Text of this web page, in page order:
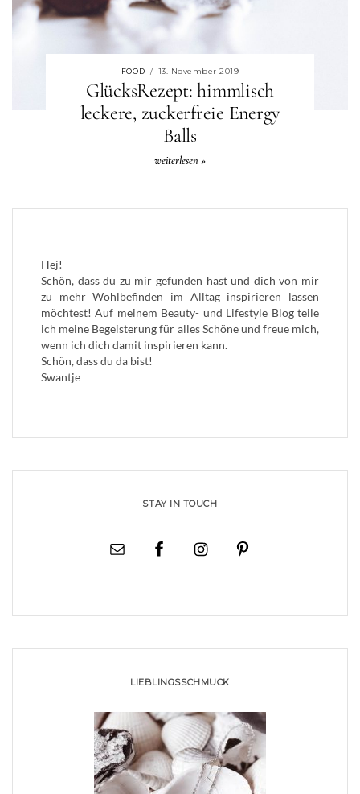
FOOD / 13. November 2019
GlücksRezept: himmlisch
leckere, zuckerfreie Energy
Balls
weiterlesen »
Hej!
Schön, dass du zu mir gefunden hast und dich von mir
zu mehr Wohlbefinden im Alltag inspirieren lassen
möchtest! Auf meinem Beauty- und Lifestyle Blog teile
ich meine Begeisterung für alles Schöne und freue mich,
wenn ich dich damit inspirieren kann.
Schön, dass du da bist!
Swantje
STAY IN TOUCH
LIEBLINGSSCHMUCK